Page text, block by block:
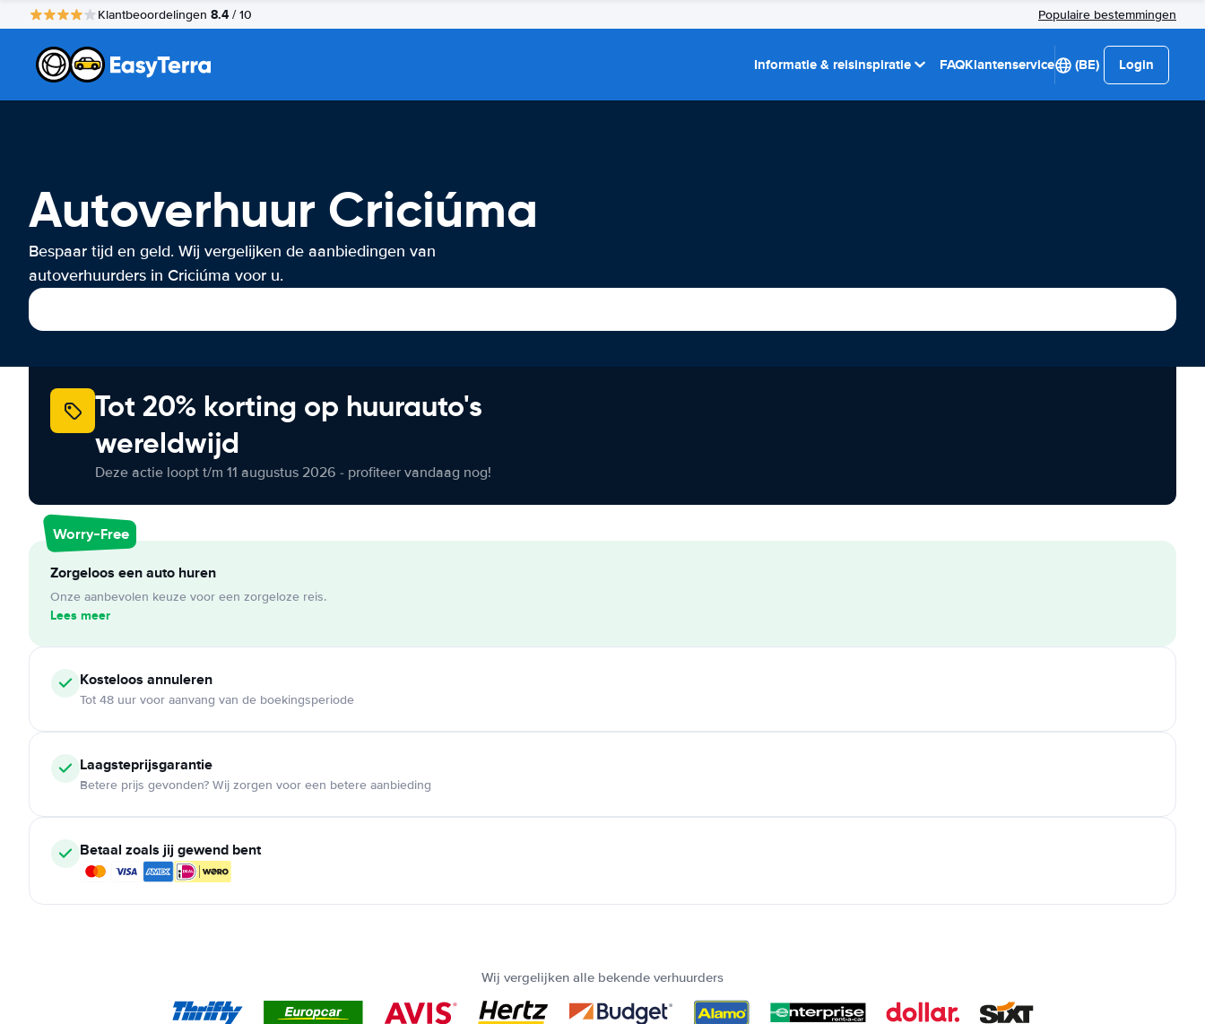
Klantbeoordelingen 8.4 / 10 Populaire bestemmingen
Informatie & reisinspiratie FAQKlantenservice (BE) Login
Autoverhuur Criciúma
Bespaar tijd en geld. Wij vergelijken de aanbiedingen van
autoverhuurders in Criciúma voor u.
Tot 20% korting op huurauto's
wereldwijd
Deze actie loopt t/m 11 augustus 2026 - profiteer vandaag nog!
Worry-Free
Zorgeloos een auto huren
Onze aanbevolen keuze voor een zorgeloze reis.
Lees meer
Kosteloos annuleren
Tot 48 uur voor aanvang van de boekingsperiode
Laagsteprijsgarantie
Betere prijs gevonden? Wij zorgen voor een betere aanbieding
Betaal zoals jij gewend bent
Wij vergelijken alle bekende verhuurders